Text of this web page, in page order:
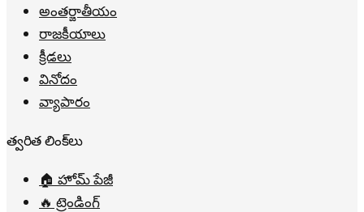
అంతర్జాతీయం
రాజకీయాలు
క్రీడలు
వినోదం
వ్యాపారం
త్వరిత లింక్‌లు
🏠 హోమ్ పేజీ
🔥 ట్రెండింగ్